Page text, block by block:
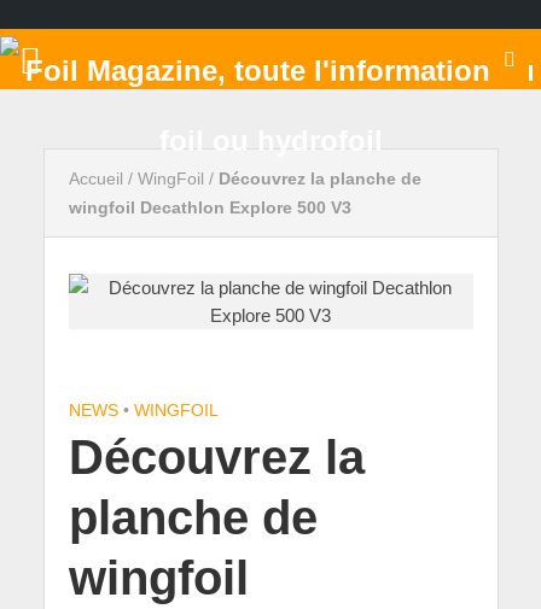
Accueil / WingFoil / Découvrez la planche de
wingfoil Decathlon Explore 500 V3
NEWS • WINGFOIL
Découvrez la
planche de
wingfoil